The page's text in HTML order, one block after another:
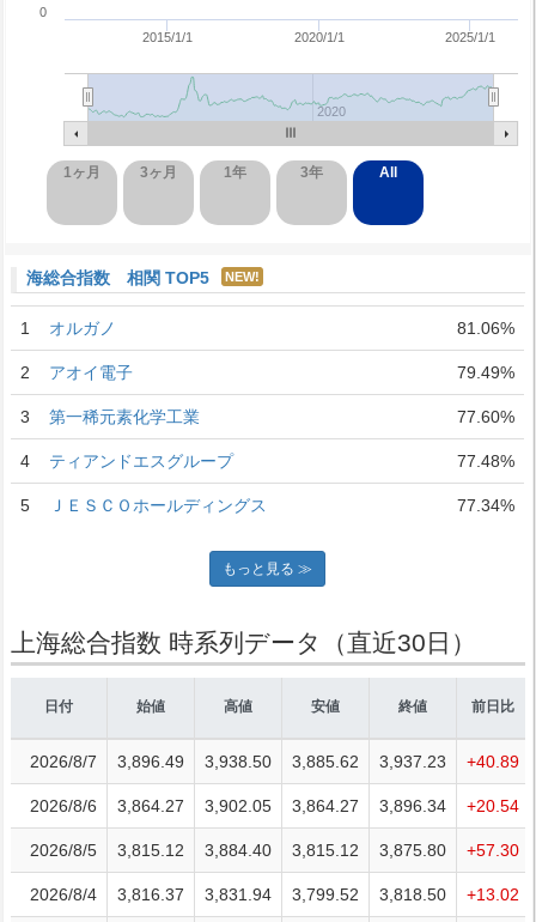
2015/1/1 2020/1/1 2025/1/1
2020
0
1ヶ月 3ヶ月 1年 3年 All
海総合指数 相関 TOP5 NEW!
1 オルガノ 81.06%
2 アオイ電子 79.49%
3 第一稀元素化学工業 77.60%
4 ティアンドエスグループ 77.48%
5 ＪＥＳＣＯホールディングス 77.34%
もっと見る ≫
上海総合指数 時系列データ（直近30日）
日付 始値 高値 安値 終値 前日比
2026/8/7 3,896.49 3,938.50 3,885.62 3,937.23 +40.89
2026/8/6 3,864.27 3,902.05 3,864.27 3,896.34 +20.54
2026/8/5 3,815.12 3,884.40 3,815.12 3,875.80 +57.30
2026/8/4 3,816.37 3,831.94 3,799.52 3,818.50 +13.02